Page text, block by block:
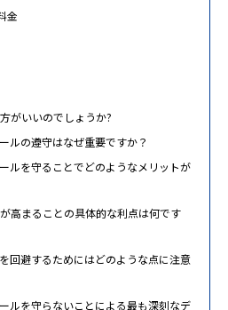
金
がいいのでしょうか?
ルの遵守はなぜ重要ですか？
ルを守ることでどのようなメリットが
高まることの具体的な利点は何です
回避するためにはどのような点に注意
ルを守らないことによる最も深刻なデ